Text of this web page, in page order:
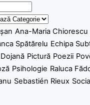
Ana-Maria Chiorescu
Spătărelu Echipa
Pictură Poezii
Psihologie Raluca
Sebastién Rieux